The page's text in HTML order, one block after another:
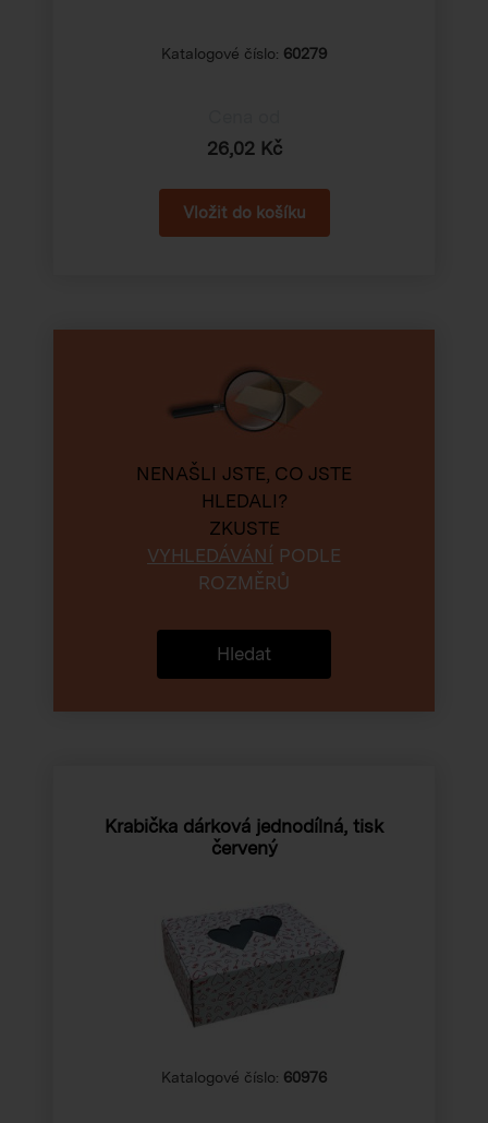
Katalogové číslo: 60279
26,02 Kč
NENAŠLI JSTE, CO JSTE
HLEDALI?
ZKUSTE
VYHLEDÁVÁNÍ PODLE
ROZMĚRŮ
Hledat
Krabička dárková jednodílná, tisk
červený
Katalogové číslo: 60976